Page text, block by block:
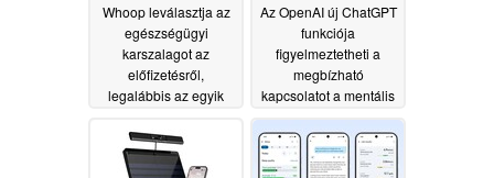
Whoop leválasztja az
egészségügyi
karszalagot az
előfizetésről,
legalábbis az egyik
Az OpenAI új ChatGPT
funkciója
figyelmeztetheti a
megbízható
kapcsolatot a mentális
egészségügyi
válságok során
05/09/2026